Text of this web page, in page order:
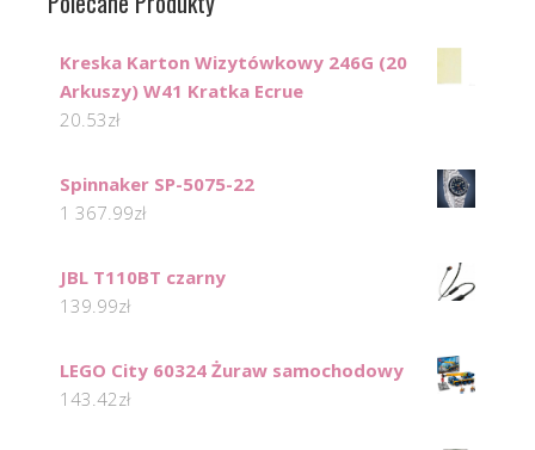
Kreska Karton Wizytówkowy 246G (20
Arkuszy) W41 Kratka Ecrue
20.53zł
Spinnaker SP-5075-22
1 367.99zł
JBL T110BT czarny
139.99zł
LEGO City 60324 Żuraw samochodowy
143.42zł